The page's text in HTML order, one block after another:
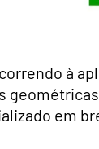
à
em